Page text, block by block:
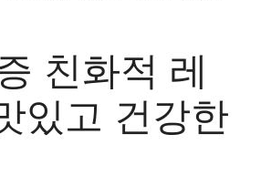
친화적 레
있고 건강한